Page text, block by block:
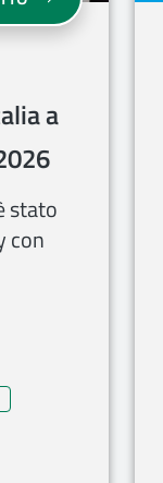
a
stato
con